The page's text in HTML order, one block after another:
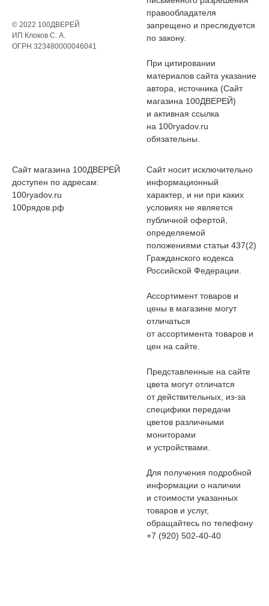
© 2022 100ДВЕРЕЙ
ИП Клоков С. А.
ОГРН 323480000046041
правообладателя
запрещено и преследуется
по закону.
При цитировании
материалов сайта указание
автора, источника (Сайт
магазина 100ДВЕРЕЙ)
и активная ссылка
на 100ryadov.ru
обязательны.
Сайт магазина 100ДВЕРЕЙ
доступен по адресам:
100ryadov.ru
100рядов.рф
Сайт носит исключительно
информационный
характер, и ни при каких
условиях не является
публичной офертой,
определяемой
положениями статьи 437(2)
Гражданского кодекса
Российской Федерации.
Ассортимент товаров и
цены в магазине могут
отличаться
от ассортимента товаров и
цен на сайте.
Представленные на сайте
цвета могут отличатся
от действительных, из-за
специфики передачи
цветов различными
мониторами
и устройствами.
Для получения подробной
информации о наличии
и стоимости указанных
товаров и услуг,
обращайтесь по телефону
+7 (920) 502-40-40